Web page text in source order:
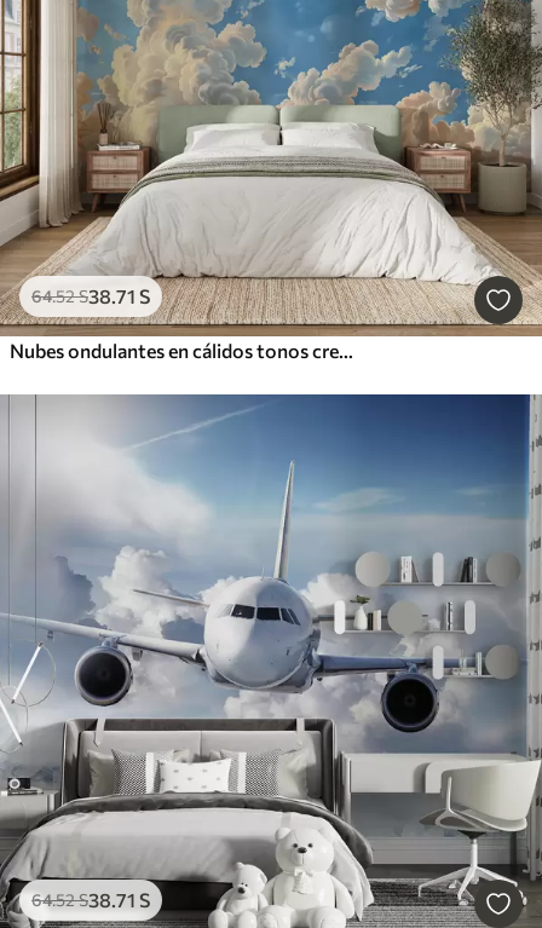
64.52S38.71 S
Nubes ondulantes en cálidos tonos crema, melocotón suave y pálido, sobre un cielo azul intenso y vibrante
64.52S38.71 S